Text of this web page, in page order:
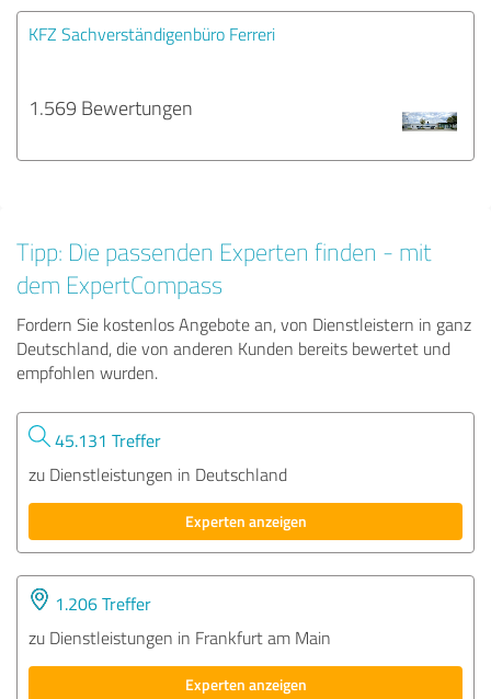
KFZ Sachverständigenbüro Ferreri
1.569 Bewertungen
Tipp: Die passenden Experten finden - mit
dem ExpertCompass
Fordern Sie kostenlos Angebote an, von Dienstleistern in ganz
Deutschland, die von anderen Kunden bereits bewertet und
empfohlen wurden.
45.131 Treffer
zu Dienstleistungen in Deutschland
Experten anzeigen
1.206 Treffer
zu Dienstleistungen in Frankfurt am Main
Experten anzeigen